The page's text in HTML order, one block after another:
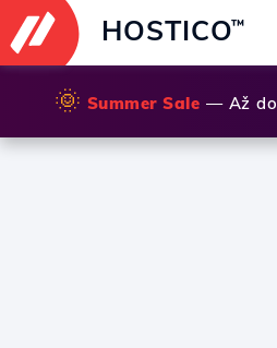
HOSTICO™
🌞 Summer Sale — Až do